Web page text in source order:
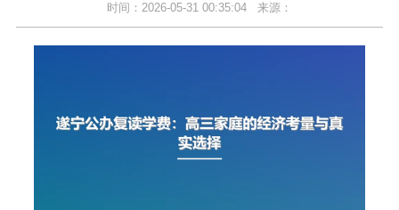
时间：2026-05-31 00:35:04 来源：